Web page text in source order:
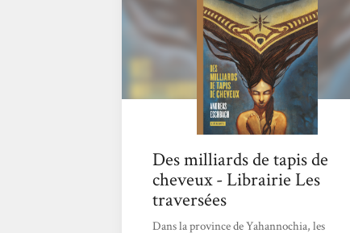
Des milliards de tapis de
cheveux - Librairie Les
traversées
Dans la province de Yahannochia, les